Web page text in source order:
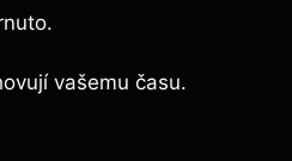
vašemu času.